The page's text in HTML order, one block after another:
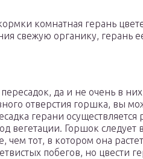
комнатная герань
свежую органику, герань
да и не очень в
отверстия горшка, вы
герани осуществляется
вегетации. Горшок
чем тот, в котором она
побегов, но цвести